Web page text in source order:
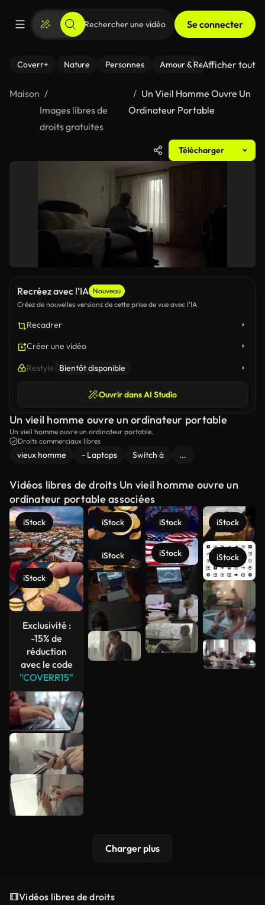
Se connecter
Coverr+ Nature Personnes Amour & Relations Le
Afficher tout
Maison
Images libres de
droits gratuites
Un Vieil Homme Ouvre Un
Ordinateur Portable
Télécharger
Recréez avec l’IA Nouveau
Créez de nouvelles versions de cette prise de vue avec l’IA
Recadrer
Créer une vidéo
Restyle Bientôt disponible
Ouvrir dans AI Studio
Un vieil homme ouvre un ordinateur portable
Un vieil homme ouvre un ordinateur portable.
Droits commerciaux libres
vieux homme - Laptops Switch à ...
Vidéos libres de droits Un vieil homme ouvre un
ordinateur portable associées
iStock
iStock
Exclusivité :
-15% de
réduction
avec le code
"COVERR15"
iStock
iStock
iStock
iStock
iStock
iStock
Voir plus
Charger plus
Vidéos libres de droits